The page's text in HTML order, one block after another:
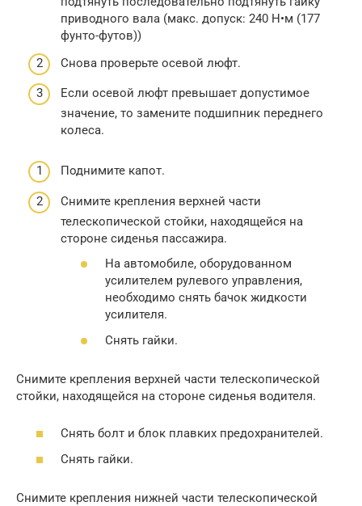
приводного вала (макс. допуск: 240 Н•м (177
фунто-футов))
Снова проверьте осевой люфт.
Если осевой люфт превышает допустимое
значение, то замените подшипник переднего
колеса.
Поднимите капот.
Снимите крепления верхней части
телескопической стойки, находящейся на
стороне сиденья пассажира.
На автомобиле, оборудованном
усилителем рулевого управления,
необходимо снять бачок жидкости
усилителя.
Снять гайки.
Снимите крепления верхней части телескопической
стойки, находящейся на стороне сиденья водителя.
Снять болт и блок плавких предохранителей.
Снять гайки.
Снимите крепления нижней части телескопической